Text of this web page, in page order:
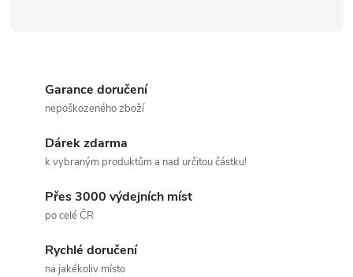
Garance doručení
nepoškozeného zboží
Dárek zdarma
k vybraným produktům a nad určitou částku!
Přes 3000 výdejních míst
po celé ČR
Rychlé doručení
na jakékoliv místo